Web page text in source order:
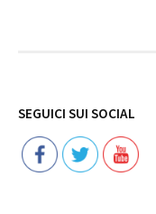
SEGUICI SUI SOCIAL